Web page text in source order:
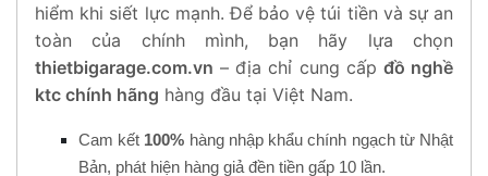
hiểm khi siết lực mạnh. Để bảo vệ túi tiền và sự an
toàn của chính mình, bạn hãy lựa chọn
thietbigarage.com.vn – địa chỉ cung cấp đồ nghề
ktc chính hãng hàng đầu tại Việt Nam.
Cam kết 100% hàng nhập khẩu chính ngạch từ Nhật
Bản, phát hiện hàng giả đền tiền gấp 10 lần.